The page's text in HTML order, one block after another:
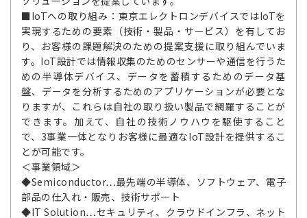
■IoTへの取り組み：東京エレクトロンデバイスではIoTを
実現するための要素（技術・製品・サービス）を有してお
り、お客様の課題解決のための提案支援に取り組んでいま
す。IoT設計では情報収集のためのセンサーや通信を行うた
めの半導体デバイス、データを蓄積するためのデータ基
盤、データを分析するためのアプリケーションが必要とな
りますが、これらは自社の取り扱い製品で網羅することが
できます。加えて、自社の技術ノウハウを駆使すること
で、3事業一体となりお客様に最適なIoT設計を提供するこ
とが可能です。
＜事業領域＞
◆Semiconductor…最先端の半導体、ソフトウェア、電子
部品の仕入れ・販売、技術サポート
◆IT Solution…セキュリティ、クラウドインフラ、ネット